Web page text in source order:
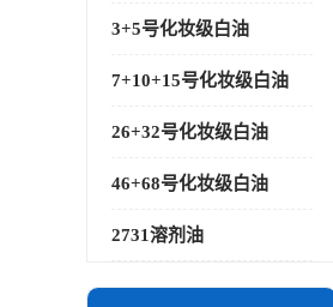
3+5号化妆级白油
7+10+15号化妆级白油
26+32号化妆级白油
46+68号化妆级白油
2731溶剂油